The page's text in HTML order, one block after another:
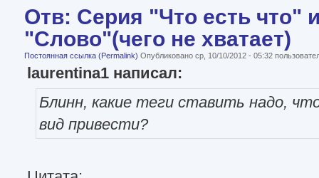
Отв: Серия "Что есть что"
"Слово"(чего не хватает)
Постоянная ссылка (Permalink) Опубликовано ср, 10/10/2012 - 05:32
laurentina1 написал:
Блинн, какие теги ставить надо,
вид привести?